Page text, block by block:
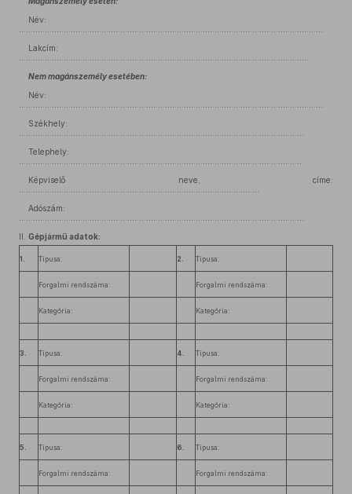
Név:
Lakcím:
Nem magánszemély esetében:
Név:
Székhely:
Telephely:
Képviselő neve, címe:
Adószám:
II. Gépjármű adatok:
1. Típusa: 2. Típusa:
Forgalmi rendszáma: Forgalmi rendszáma:
Kategória: Kategória:
3. Típusa: 4. Típusa:
Forgalmi rendszáma: Forgalmi rendszáma:
Kategória: Kategória:
5. Típusa: 6. Típusa:
Forgalmi rendszáma: Forgalmi rendszáma: